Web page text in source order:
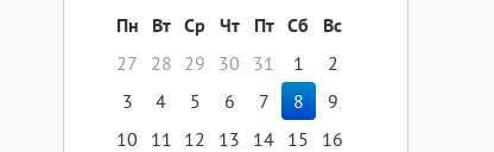
Пн
Вт Ср Чт Пт Сб
Вс
27
28 29 30 31 1
2
3
4 5 6 7 8
9
10
11 12 13 14 15
16